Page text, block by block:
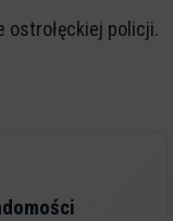
ostrołęckiej policji.